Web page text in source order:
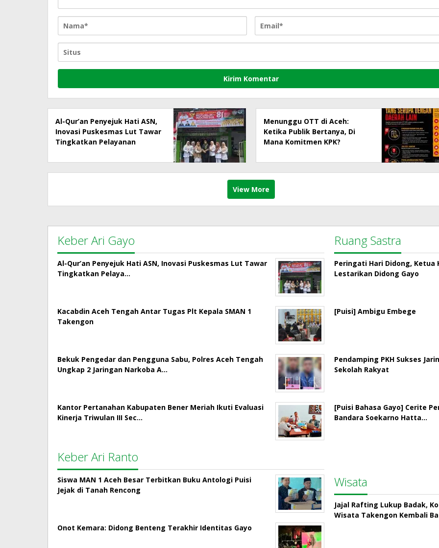
Al-Qur’an Penyejuk Hati ASN,
Inovasi Puskesmas Lut Tawar
Tingkatkan Pelayanan
Menunggu OTT di Aceh:
Ketika Publik Bertanya, Di
Mana Komitmen KPK?
View More
Keber Ari Gayo
Al-Qur’an Penyejuk Hati ASN, Inovasi Puskesmas Lut Tawar
Tingkatkan Pelaya…
Kacabdin Aceh Tengah Antar Tugas Plt Kepala SMAN 1
Takengon
Bekuk Pengedar dan Pengguna Sabu, Polres Aceh Tengah
Ungkap 2 Jaringan Narkoba A…
Kantor Pertanahan Kabupaten Bener Meriah Ikuti Evaluasi
Kinerja Triwulan III Sec…
Keber Ari Ranto
Siswa MAN 1 Aceh Besar Terbitkan Buku Antologi Puisi
Jejak di Tanah Rencong
Onot Kemara: Didong Benteng Terakhir Identitas Gayo
Ruang Sastra
Peringati Hari Didong, Ketua
Lestarikan Didong Gayo
[Puisi] Ambigu Embege
Pendamping PKH Sukses
Sekolah Rakyat
[Puisi Bahasa Gayo] Cerite
Bandara Soekarno Hatta…
Wisata
Jajal Rafting Lukup Badak,
Wisata Takengon Kembali